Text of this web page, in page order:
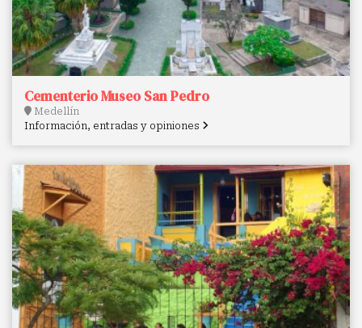
Cementerio Museo San Pedro
Medellín
Información, entradas y opiniones